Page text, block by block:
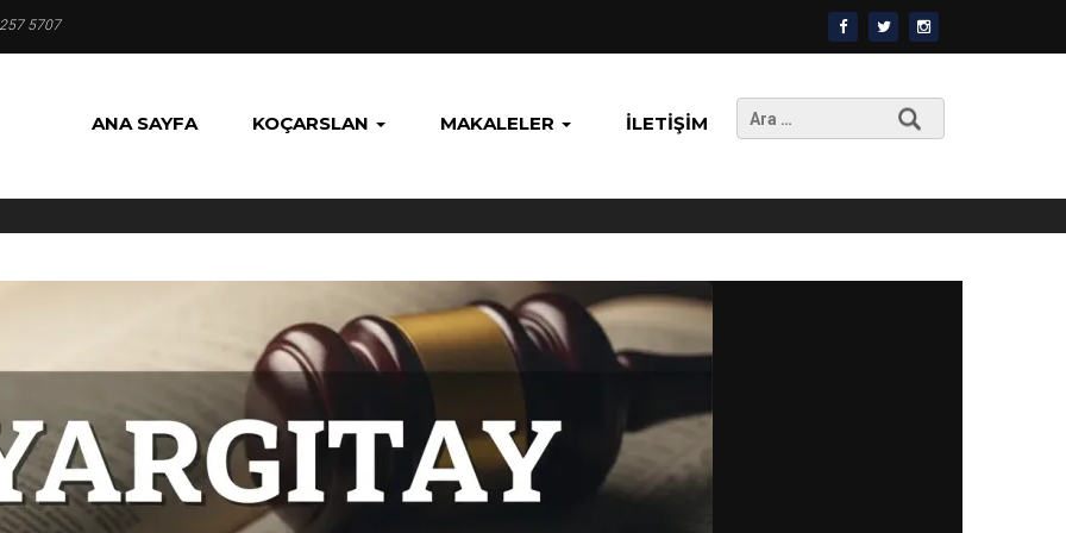
5707
ANA SAYFA KOÇARSLAN MAKALELER İLETIŞIM
Arama: